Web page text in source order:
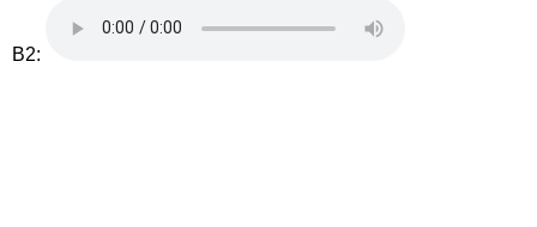
B2: